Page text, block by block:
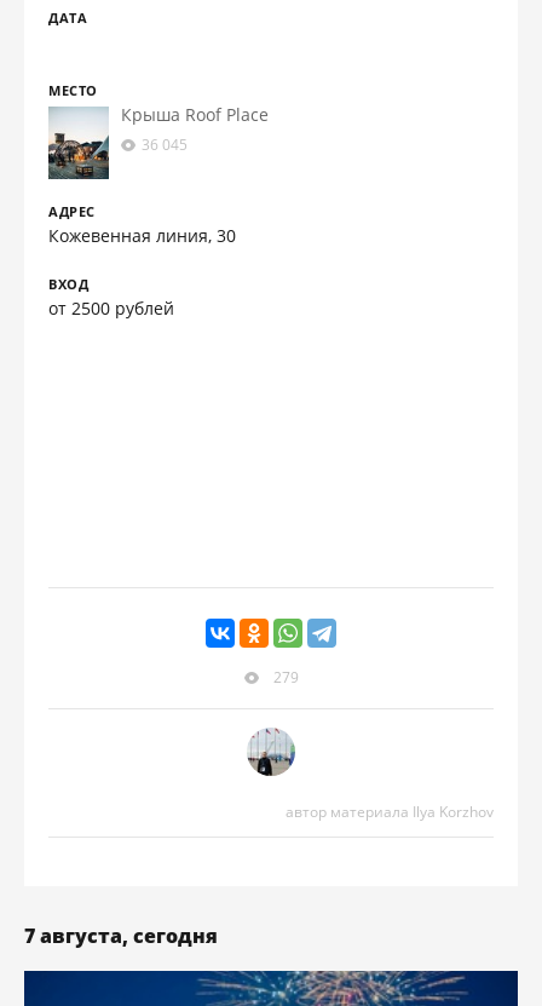
ДАТА
МЕСТО
Крыша Roof Place
36 045
АДРЕС
Кожевенная линия, 30
ВХОД
от 2500 рублей
279
автор материала Ilya Korzhov
7 августа, сегодня